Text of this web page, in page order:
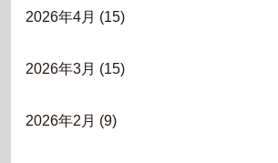
2026年4月 (15)
2026年3月 (15)
2026年2月 (9)